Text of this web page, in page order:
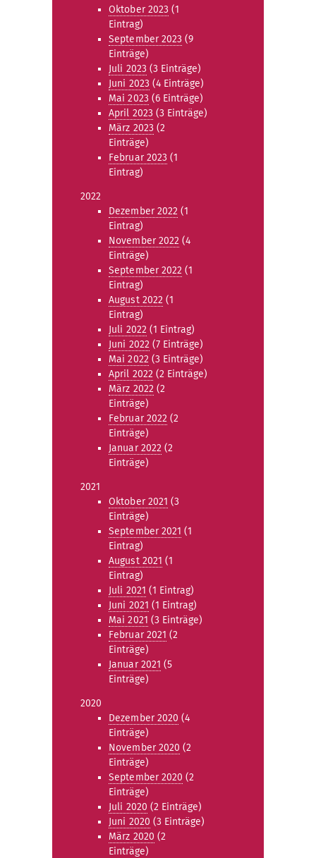
Oktober 2023 (1
Eintrag)
September 2023 (9
Einträge)
Juli 2023 (3 Einträge)
Juni 2023 (4 Einträge)
Mai 2023 (6 Einträge)
April 2023 (3 Einträge)
März 2023 (2
Einträge)
Februar 2023 (1
Eintrag)
2022
Dezember 2022 (1
Eintrag)
November 2022 (4
Einträge)
September 2022 (1
Eintrag)
August 2022 (1
Eintrag)
Juli 2022 (1 Eintrag)
Juni 2022 (7 Einträge)
Mai 2022 (3 Einträge)
April 2022 (2 Einträge)
März 2022 (2
Einträge)
Februar 2022 (2
Einträge)
Januar 2022 (2
Einträge)
2021
Oktober 2021 (3
Einträge)
September 2021 (1
Eintrag)
August 2021 (1
Eintrag)
Juli 2021 (1 Eintrag)
Juni 2021 (1 Eintrag)
Mai 2021 (3 Einträge)
Februar 2021 (2
Einträge)
Januar 2021 (5
Einträge)
2020
Dezember 2020 (4
Einträge)
November 2020 (2
Einträge)
September 2020 (2
Einträge)
Juli 2020 (2 Einträge)
Juni 2020 (3 Einträge)
März 2020 (2
Einträge)